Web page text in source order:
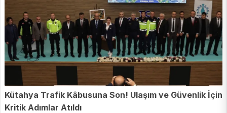
Kütahya Trafik Kâbusuna Son! Ulaşım ve Güvenlik İçin
Kritik Adımlar Atıldı